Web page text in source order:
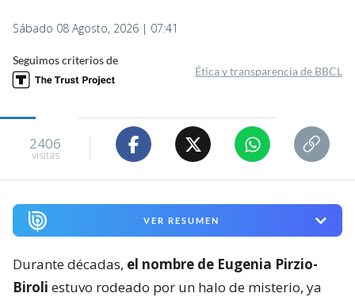
Sábado 08 Agosto, 2026 | 07:41
Seguimos criterios de
Ética y transparencia de BBCL
2406
visitas
VER RESUMEN
Durante décadas, el nombre de Eugenia Pirzio-
Biroli estuvo rodeado por un halo de misterio, ya